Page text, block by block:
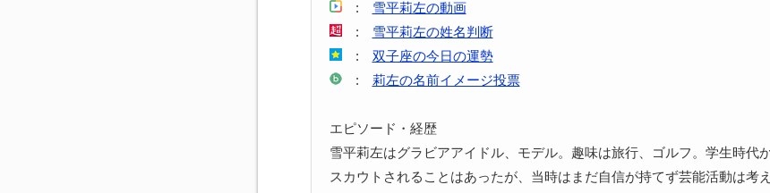
: 雪平莉左の動画
: 雪平莉左の姓名判断
: 双子座の今日の運勢
: 莉左の名前イメージ投票
エピソード・経歴
雪平莉左はグラビアアイドル、モデル。趣味は旅行、ゴルフ。学生時代
スカウトされることはあったが、当時はまだ自信が持てず芸能活動は考